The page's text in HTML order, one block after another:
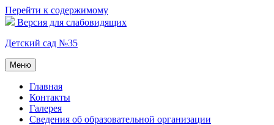
Перейти к содержимому
Версия для слабовидящих
Детский сад №35
Меню
Главная
Контакты
Галерея
Сведения об образовательной организации